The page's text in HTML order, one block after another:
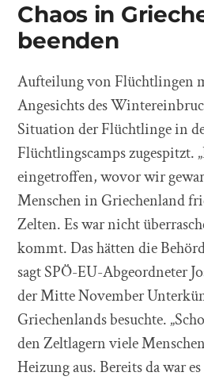
Chaos in
beenden
Aufteilung von Flüchtlingen
Angesichts des
Situation der Flüchtlinge in
Flüchtlingscamps zugespitzt.
eingetroffen, wovor wir
Menschen in Griechenland
Zelten. Es war nicht
kommt. Das hätten die
sagt SPÖ-EU-Abgeordneter
der Mitte November
Griechenlands besuchte.
den Zeltlagern viele
Heizung aus. Bereits da war